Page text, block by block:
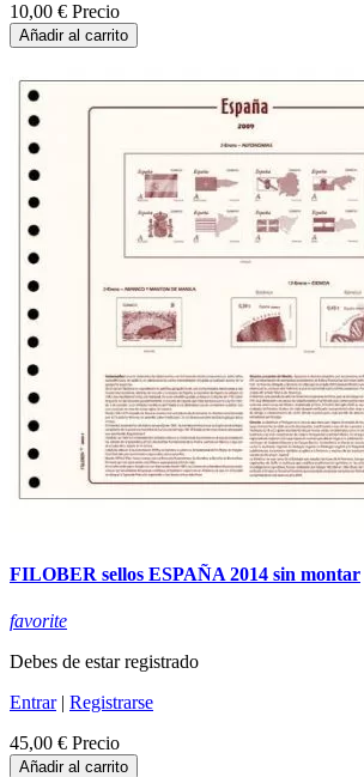
10,00 € Precio
Añadir al carrito
FILOBER sellos ESPAÑA 2014 sin montar
favorite
Debes de estar registrado
Entrar| Registrarse
45,00 € Precio
Añadir al carrito